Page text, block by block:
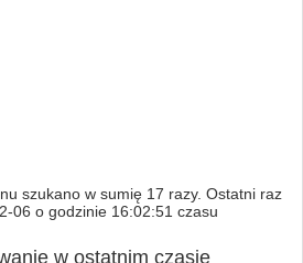
szukano w sumię 17 razy. Ostatni raz
06 o godzinie 16:02:51 czasu
w ostatnim czasie